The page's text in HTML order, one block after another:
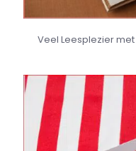
Veel Leesplezier